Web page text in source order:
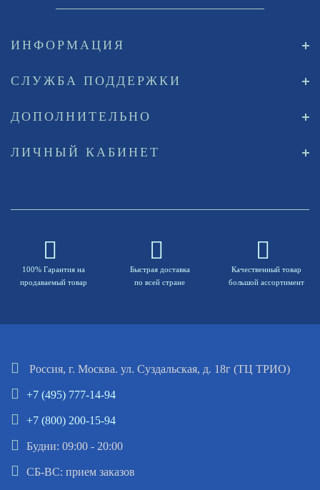
ИНФОРМАЦИЯ
СЛУЖБА ПОДДЕРЖКИ
ДОПОЛНИТЕЛЬНО
ЛИЧНЫЙ КАБИНЕТ
100% Гарантия на
продаваемый товар
Быстрая доставка
по всей стране
Качественный товар
большой ассортимент
Россия, г. Москва. ул. Суздальская, д. 18г (ТЦ ТРИО)
+7 (495) 777-14-94
+7 (800) 200-15-94
Будни: 09:00 - 20:00
СБ-ВС: прием заказов